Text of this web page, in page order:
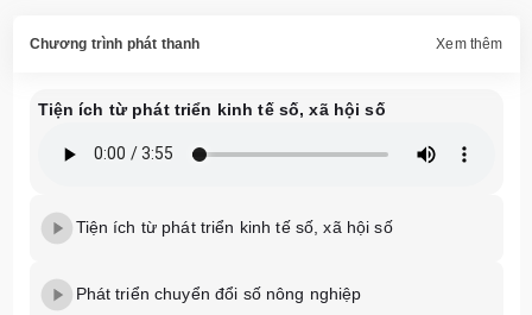
Chương trình phát thanh Xem thêm
Tiện ích từ phát triển kinh tế số, xã hội số
Tiện ích từ phát triển kinh tế số, xã hội số
Phát triển chuyển đổi số nông nghiệp